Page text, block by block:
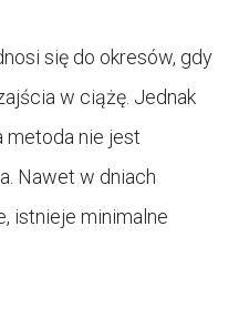
się do okresów, gdy
w ciążę. Jednak
metoda nie jest
Nawet w dniach
istnieje minimalne